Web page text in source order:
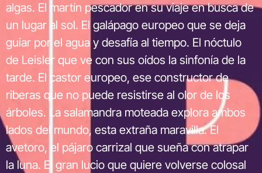
algas. El martín pescador en su viaje en busca de
un lugar al sol. El galápago europeo que se deja
guiar por el agua y desafía al tiempo. El nóctulo
de Leisler que ve con sus oídos la sinfonía de la
tarde. El castor europeo, ese constructor de
riberas que no puede resistirse al olor de los
árboles. La salamandra moteada explora ambos
lados del mundo, esta extraña maravilla. El
avetoro, el pájaro carrizal que sueña con atrapar
la luna. El gran lucio que quiere volverse colosal